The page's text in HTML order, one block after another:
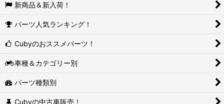
新商品＆新入荷！
パーツ人気ランキング！
Cubyのおススメパーツ！
車種＆カテゴリー別
パーツ種類別
Cubyの中古車販売！